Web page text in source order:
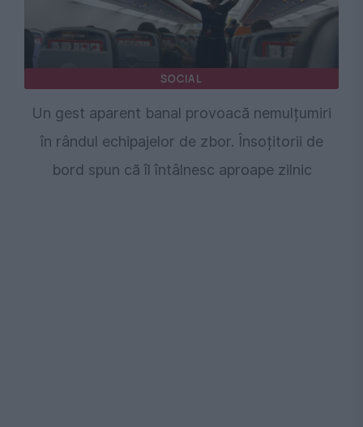
SOCIAL
Un gest aparent banal provoacă nemulțumiri
în rândul echipajelor de zbor. Însoțitorii de
bord spun că îl întâlnesc aproape zilnic